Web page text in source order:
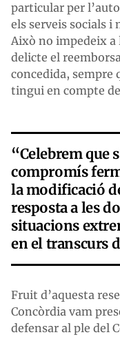
particular per
els serveis socials i
Això no impedeix a
delicte el
concedida, sempre
tingui en compte
“Celebrem que
compromís
la modificació
resposta a les
situacions
en el transcurs
Fruit d’aquesta
Concòrdia vam
defensar al ple del